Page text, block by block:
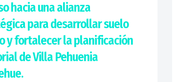
hacia una alianza
para desarrollar suelo
y fortalecer la planificación
de Villa Pehuenia